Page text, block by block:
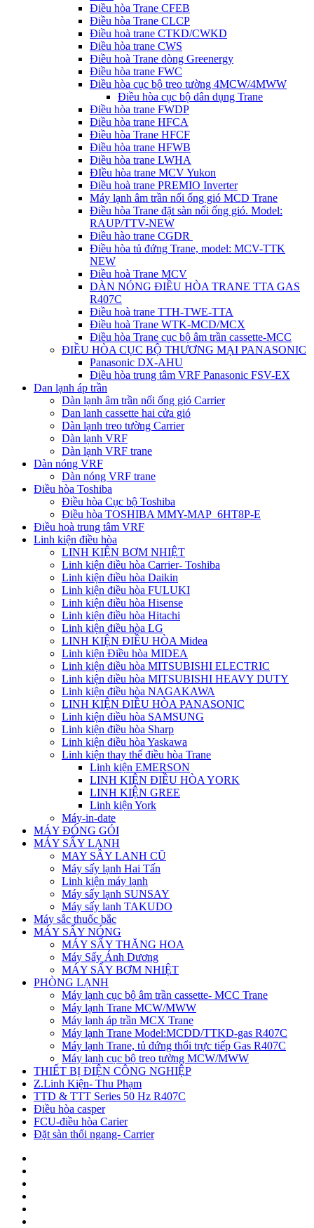
Điều hòa Trane CFEB
Điều hòa Trane CLCP
Điều hoà trane CTKD/CWKD
Điều hòa trane CWS
Điều hoà Trane dòng Greenergy
Điều hòa trane FWC
Điều hòa cục bộ treo tường 4MCW/4MWW
Điều hòa cục bộ dân dụng Trane
Điều hòa trane FWDP
Điều hòa trane HFCA
Điều hòa Trane HFCF
Điều hòa trane HFWB
Điều hòa trane LWHA
ĐIều hòa trane MCV Yukon
Điều hoà trane PREMIO Inverter
Máy lạnh âm trần nối ống gió MCD Trane
Điều hòa Trane đặt sàn nối ống gió. Model:
RAUP/TTV-NEW
Điều hào trane CGDR
Điều hòa tủ đứng Trane, model: MCV-TTK
NEW
Điều hoà Trane MCV
DÀN NÓNG ĐIỀU HÒA TRANE TTA GAS
R407C
Điều hoà trane TTH-TWE-TTA
Điều hoà Trane WTK-MCD/MCX
Điều hòa Trane cục bộ âm trần cassette-MCC
ĐIỀU HÒA CỤC BỘ THƯƠNG MẠI PANASONIC
Panasonic DX-AHU
Điều hòa trung tâm VRF Panasonic FSV-EX
Dan lạnh áp trần
Dàn lạnh âm trần nối ống gió Carrier
Dan lanh cassette hai cửa gió
Dàn lạnh treo tường Carrier
Dàn lạnh VRF
Dàn lạnh VRF trane
Dàn nóng VRF
Dàn nóng VRF trane
Điều hòa Toshiba
Điều hòa Cục bộ Toshiba
Điều hòa TOSHIBA MMY-MAP_6HT8P-E
Điều hoà trung tâm VRF
Linh kiện điều hòa
LINH KIỆN BƠM NHIỆT
Linh kiện điều hòa Carrier- Toshiba
Linh kiện điều hòa Daikin
Linh kiện điều hòa FULUKI
Linh kiện điều hòa Hisense
Linh kiện điều hòa Hitachi
Linh kiện điều hòa LG
LINH KIỆN ĐIỀU HÒA Midea
Linh kiện Điều hòa MIDEA
Linh kiện điều hòa MITSUBISHI ELECTRIC
Linh kiện điều hòa MITSUBISHI HEAVY DUTY
Linh kiện điều hòa NAGAKAWA
LINH KIỆN ĐIỀU HÒA PANASONIC
Linh kiện điều hòa SAMSUNG
Linh kiện điều hòa Sharp
Linh kiện điều hòa Yaskawa
Linh kiện thay thế điều hòa Trane
Linh kiện EMERSON
LINH KIỆN ĐIỀU HÒA YORK
LINH KIỆN GREE
Linh kiện York
Máy-in-date
MÁY ĐÓNG GÓI
MÁY SẤY LẠNH
MAY SÂY LANH CŨ
Máy sấy lạnh Hai Tấn
Linh kiện máy lạnh
Máy sấy lạnh SUNSAY
Máy sấy lanh TAKUDO
Máy sắc thuốc bắc
MÁY SẤY NÓNG
MÁY SẤY THĂNG HOA
Máy Sấy Ánh Dương
MÁY SẤY BƠM NHIỆT
PHÒNG LẠNH
Máy lạnh cục bộ âm trần cassette- MCC Trane
Máy lạnh Trane MCW/MWW
Máy lạnh áp trần MCX Trane
Máy lạnh Trane Model:MCDD/TTKD-gas R407C
Máy lạnh Trane, tủ đứng thổi trực tiếp Gas R407C
Máy lạnh cục bộ treo tường MCW/MWW
THIẾT BỊ ĐIỆN CÔNG NGHIỆP
Z.Linh Kiện- Thu Phạm
TTD & TTT Series 50 Hz R407C
Điều hòa casper
FCU-điều hòa Carier
Đặt sàn thổi ngang- Carrier